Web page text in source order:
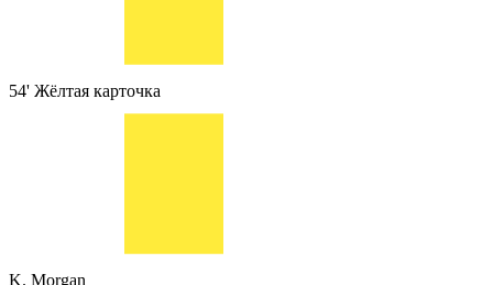
54' Жёлтая карточка
K. Morgan